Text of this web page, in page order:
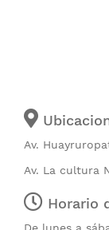
Av.
Av. La cultura
Horario